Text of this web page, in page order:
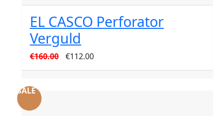
EL CASCO Perforator
Verguld
€160.00
Oorspronkelijke
prijs
€112.00Huidige
prijs
SALE